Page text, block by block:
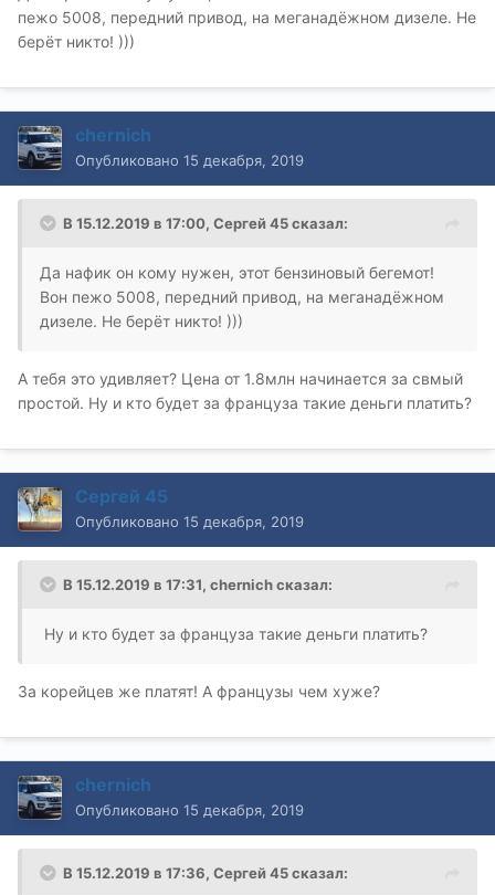
пежо 5008, передний привод, на меганадёжном дизеле. Не
берёт никто! )))
chernich
Опубликовано 15 декабря, 2019
В 15.12.2019 в 17:00, Сергей 45сказал:
Да нафик он кому нужен, этот бензиновый бегемот!
Вон пежо 5008, передний привод, на меганадёжном
дизеле. Не берёт никто! )))
А тебя это удивляет? Цена от 1.8млн начинается за свмый
простой. Ну и кто будет за француза такие деньги платить?
Сергей 45
Опубликовано 15 декабря, 2019
В 15.12.2019 в 17:31, chernichсказал:
Ну и кто будет за француза такие деньги платить?
За корейцев же платят! А французы чем хуже?
chernich
Опубликовано 15 декабря, 2019
В 15.12.2019 в 17:36, Сергей 45сказал: